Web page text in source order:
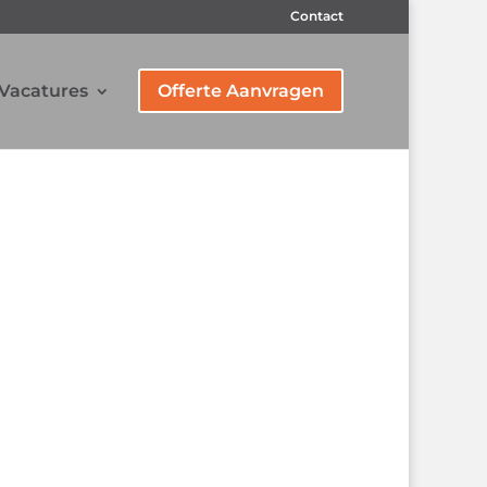
Contact
Offerte Aanvragen